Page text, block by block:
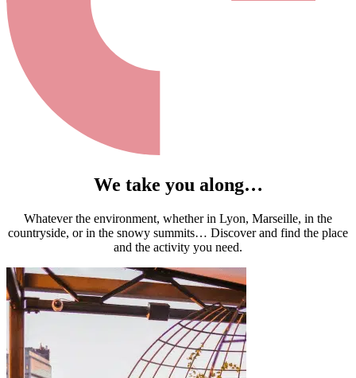
We take you along…
Whatever the environment, whether in Lyon, Marseille, in the
countryside, or in the snowy summits… Discover and find the place
and the activity you need.